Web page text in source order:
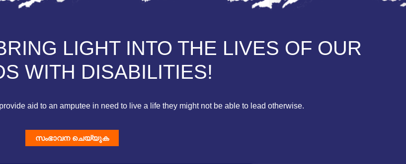
LIGHT INTO THE LIVES OF OUR
WITH DISABILITIES!
aid to an amputee in need to live a life they might not be able to lead otherwise.
സംഭാവന ചെയ്യുക